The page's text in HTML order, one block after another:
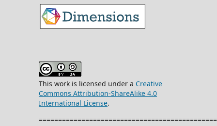
This work is licensed under a Creative
Commons Attribution-ShareAlike 4.0
International License.